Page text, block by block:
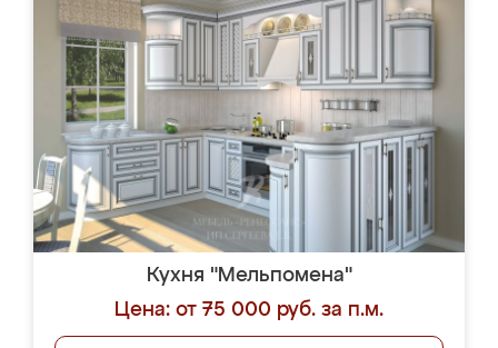
Кухня "Мельпомена"
Цена: от 75 000 руб. за п.м.